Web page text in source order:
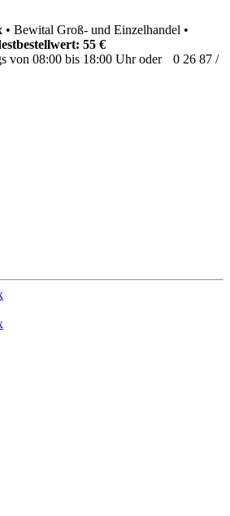
• Bewital Groß- und Einzelhandel •
55 €
von 08:00 bis 18:00 Uhr oder
0 26 87 /